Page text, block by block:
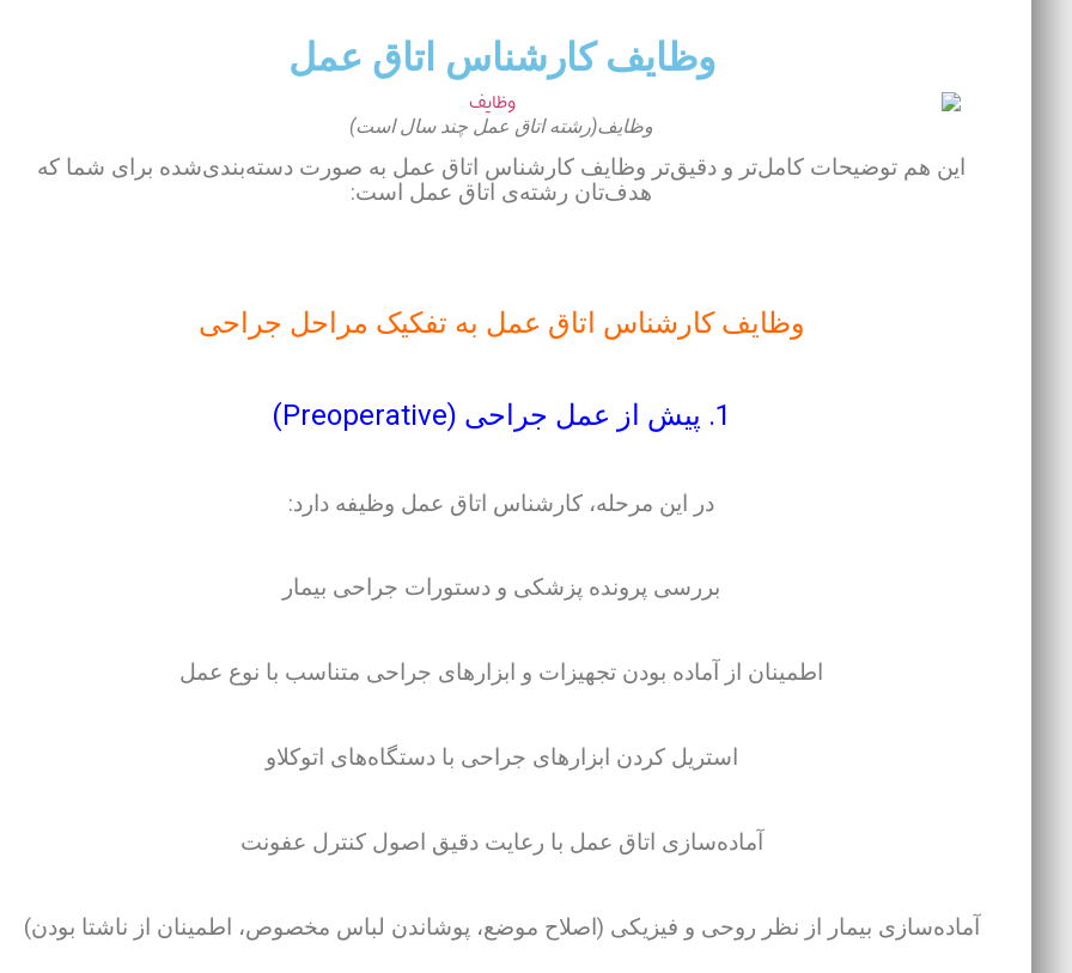
وظایف کارشناس اتاق عمل
وظایف(رشته اتاق عمل چند سال است)
این هم توضیحات کامل‌تر و دقیق‌تر وظایف کارشناس اتاق عمل به صورت دسته‌بندی‌شده برای شما که
هدف‌تان رشته‌ی اتاق عمل است:
وظایف کارشناس اتاق عمل به تفکیک مراحل جراحی
1. پیش از عمل جراحی (Preoperative)
در این مرحله، کارشناس اتاق عمل وظیفه دارد:
بررسی پرونده پزشکی و دستورات جراحی بیمار
اطمینان از آماده بودن تجهیزات و ابزارهای جراحی متناسب با نوع عمل
استریل کردن ابزارهای جراحی با دستگاه‌های اتوکلاو
آماده‌سازی اتاق عمل با رعایت دقیق اصول کنترل عفونت
آماده‌سازی بیمار از نظر روحی و فیزیکی (اصلاح موضع، پوشاندن لباس مخصوص، اطمینان از ناشتا بودن)